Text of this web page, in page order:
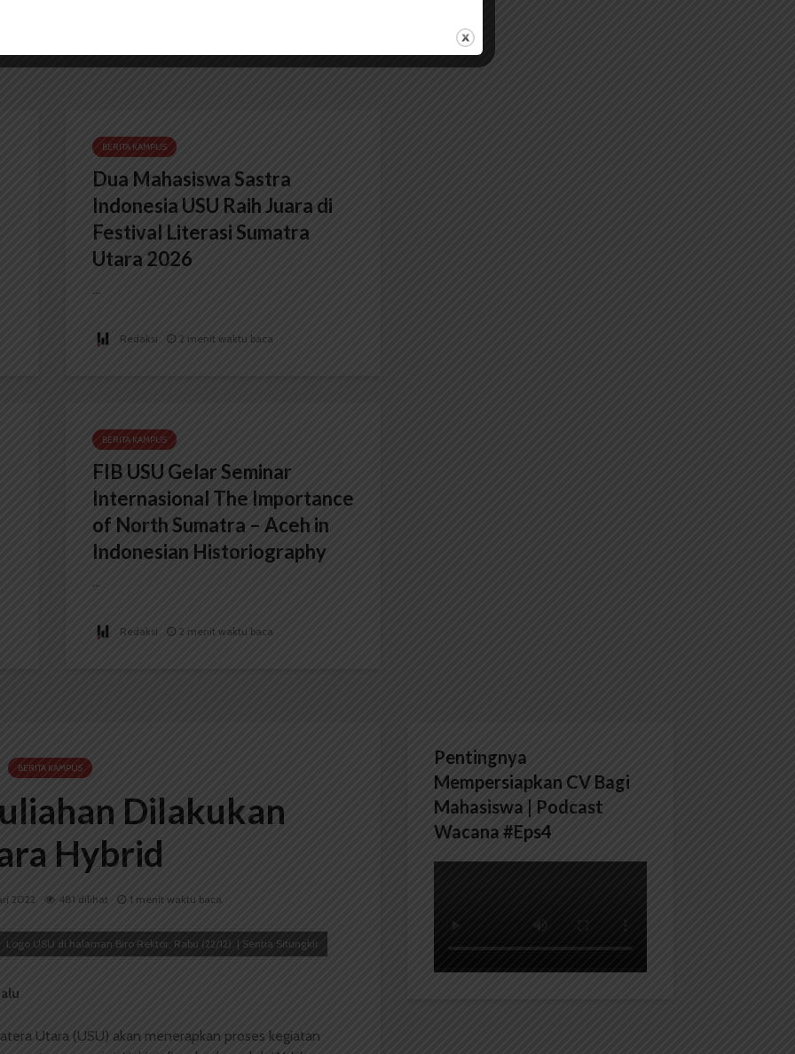
BERITA KAMPUS
Dua Mahasiswa Sastra
Indonesia USU Raih Juara di
Festival Literasi Sumatra
Utara 2026
...
Redaksi 2 menit waktu baca
BERITA KAMPUS
FIB USU Gelar Seminar
Internasional The Importance
of North Sumatra – Aceh in
Indonesian Historiography
...
Redaksi 2 menit waktu baca
BERITA KAMPUS
Dilakukan
Hybrid
2022 481 dilihat 1 menit waktu baca
Logo USU di halaman Biro Rektor, Rabu (22/12). | Sentia Situngkir
Utara (USU) akan menerapkan proses kegiatan
Pentingnya
Mempersiapkan CV Bagi
Mahasiswa | Podcast
Wacana #Eps4